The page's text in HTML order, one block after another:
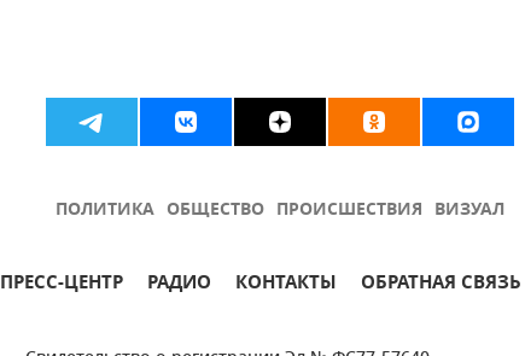
ПОЛИТИКА ОБЩЕСТВО ПРОИСШЕСТВИЯ ВИЗУАЛ
ПРЕСС-ЦЕНТР РАДИО КОНТАКТЫ ОБРАТНАЯ СВЯЗЬ